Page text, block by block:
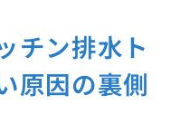
チン排水ト
原因の裏側